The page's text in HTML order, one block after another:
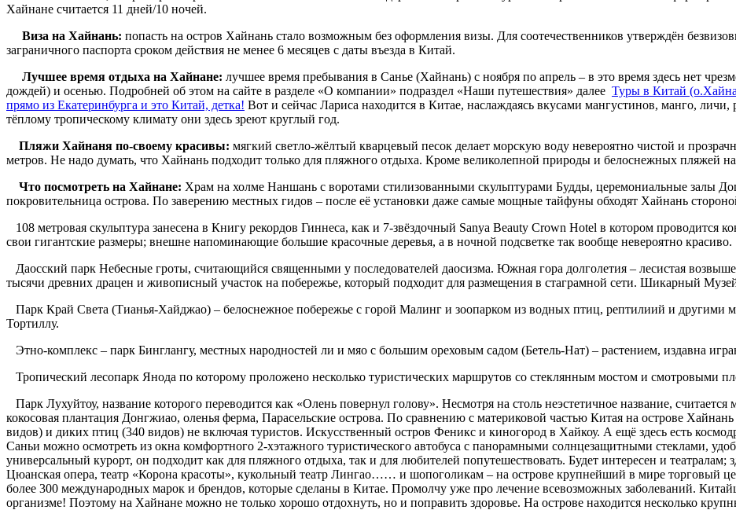
Хайнане считается 11 дней/10 ночей.
Виза на Хайнань: попасть на остров Хайнань стало возможным без оформления визы. Для соотечественников утверждён
заграничного паспорта сроком действия не менее 6 месяцев с даты въезда в Китай.
Лучшее время отдыха на Хайнане: лучшее время пребывания в Санье (Хайнань) с ноября по апрель – в это время здесь нет
дождей) и осенью. Подробней об этом на сайте в разделе «О компании» подраздел «Наши путешествия» далее Туры в Китай
прямо из Екатеринбурга и это Китай, детка! Вот и сейчас Лариса находится в Китае, наслаждаясь вкусами мангустинов, манго,
тёплому тропическому климату они здесь зреют круглый год.
Пляжи Хайнаня по-своему красивы: мягкий светло-жёлтый кварцевый песок делает морскую воду невероятно чистой и
метров. Не надо думать, что Хайнань подходит только для пляжного отдыха. Кроме великолепной природы и белоснежных пляжей на
Что посмотреть на Хайнане: Храм на холме Наншань с воротами стилизованными скульптурами Будды, церемониальные залы
покровительница острова. По заверению местных гидов – после её установки даже самые мощные тайфуны обходят Хайнань
108 метровая скульптура занесена в Книгу рекордов Гиннеса, как и 7-звёздочный Sanya Beauty Crown Hotel в котором
свои гигантские размеры; внешне напоминающие большие красочные деревья, а в ночной подсветке так вообще невероятно красиво.
Даосский парк Небесные гроты, считающийся священными у последователей даосизма. Южная гора долголетия – лесистая
тысячи древних драцен и живописный участок на побережье, который подходит для размещения в стаграмной сети. Шикарный
Парк Край Света (Тианья-Хайджао) – белоснежное побережье с горой Малинг и зоопарком из водных птиц, рептилиий и
Тортиллу.
Этно-комплекс – парк Бинглангу, местных народностей ли и мяо с большим ореховым садом (Бетель-Нат) – растением, издавна
Тропический лесопарк Янода по которому проложено несколько туристических маршрутов со стеклянным мостом и смотровыми
Парк Лухуйтоу, название которого переводится как «Олень повернул голову». Несмотря на столь неэстетичное название,
кокосовая плантация Донгжиао, оленья ферма, Парасельские острова. По сравнению с материковой частью Китая на острове
видов) и диких птиц (340 видов) не включая туристов. Искусственный остров Феникс и киногород в Хайкоу. А ещё здесь есть
Саньи можно осмотреть из окна комфортного 2-хэтажного туристического автобуса с панорамными солнцезащитными стеклами,
универсальный курорт, он подходит как для пляжного отдыха, так и для любителей попутешествовать. Будет интересен и театралам;
Цюанская опера, театр «Корона красоты», кукольный театр Лингао…… и шопоголикам – на острове крупнейший в мире торговый
более 300 международных марок и брендов, которые сделаны в Китае. Промолчу уже про лечение всевозможных заболеваний.
организме! Поэтому на Хайнане можно не только хорошо отдохнуть, но и поправить здоровье. На острове находится несколько